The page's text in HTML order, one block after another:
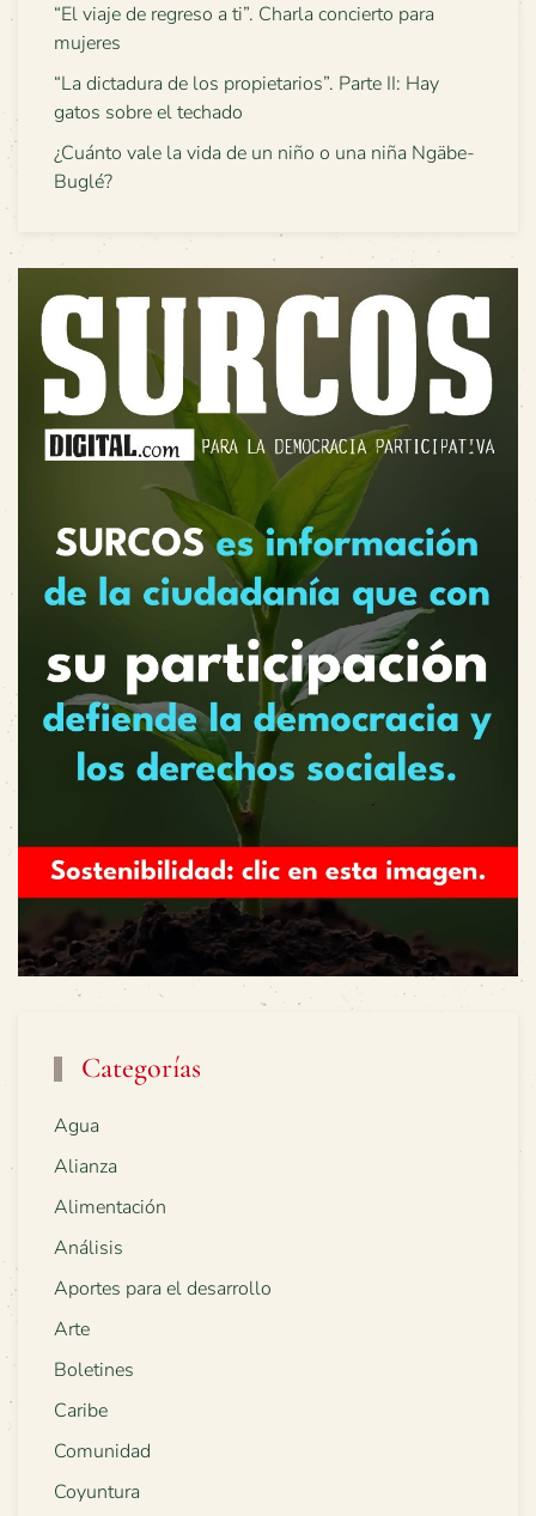
“El viaje de regreso a ti”. Charla concierto para
mujeres
“La dictadura de los propietarios”. Parte II: Hay
gatos sobre el techado
¿Cuánto vale la vida de un niño o una niña Ngäbe-
Buglé?
Categorías
Agua
Alianza
Alimentación
Análisis
Aportes para el desarrollo
Arte
Boletines
Caribe
Comunidad
Coyuntura